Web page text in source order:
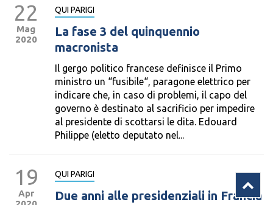
22
Mag
2020
QUI PARIGI
La fase 3 del quinquennio
macronista
Il gergo politico francese definisce il Primo
ministro un “fusibile“, paragone elettrico per
indicare che, in caso di problemi, il capo del
governo è destinato al sacrificio per impedire
al presidente di scottarsi le dita. Edouard
Philippe (eletto deputato nel...
19
Apr
QUI PARIGI
Due anni alle presidenziali in Francia